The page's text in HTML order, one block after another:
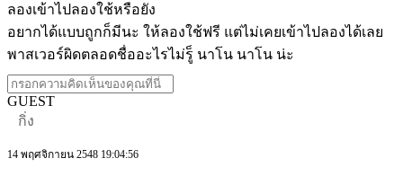
ลองเข้าไปลองใช้หรือยัง
อยากได้แบบถูกก็มีนะ ให้ลองใช้ฟรี แต่ไม่เคยเข้าไปลองได้เลย
พาสเวอร์ผิดตลอดชื่ออะไรไม่รู็ นาโน นาโน น่ะ
GUEST
กิ่ง
14 พฤศจิกายน 2548 19:04:56